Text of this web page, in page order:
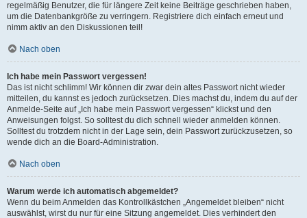
regelmäßig Benutzer, die für längere Zeit keine Beiträge geschrieben haben,
um die Datenbankgröße zu verringern. Registriere dich einfach erneut und
nimm aktiv an den Diskussionen teil!
Nach oben
Ich habe mein Passwort vergessen!
Das ist nicht schlimm! Wir können dir zwar dein altes Passwort nicht wieder
mitteilen, du kannst es jedoch zurücksetzen. Dies machst du, indem du auf der
Anmelde-Seite auf „Ich habe mein Passwort vergessen“ klickst und den
Anweisungen folgst. So solltest du dich schnell wieder anmelden können.
Solltest du trotzdem nicht in der Lage sein, dein Passwort zurückzusetzen, so
wende dich an die Board-Administration.
Nach oben
Warum werde ich automatisch abgemeldet?
Wenn du beim Anmelden das Kontrollkästchen „Angemeldet bleiben“ nicht
auswählst, wirst du nur für eine Sitzung angemeldet. Dies verhindert den